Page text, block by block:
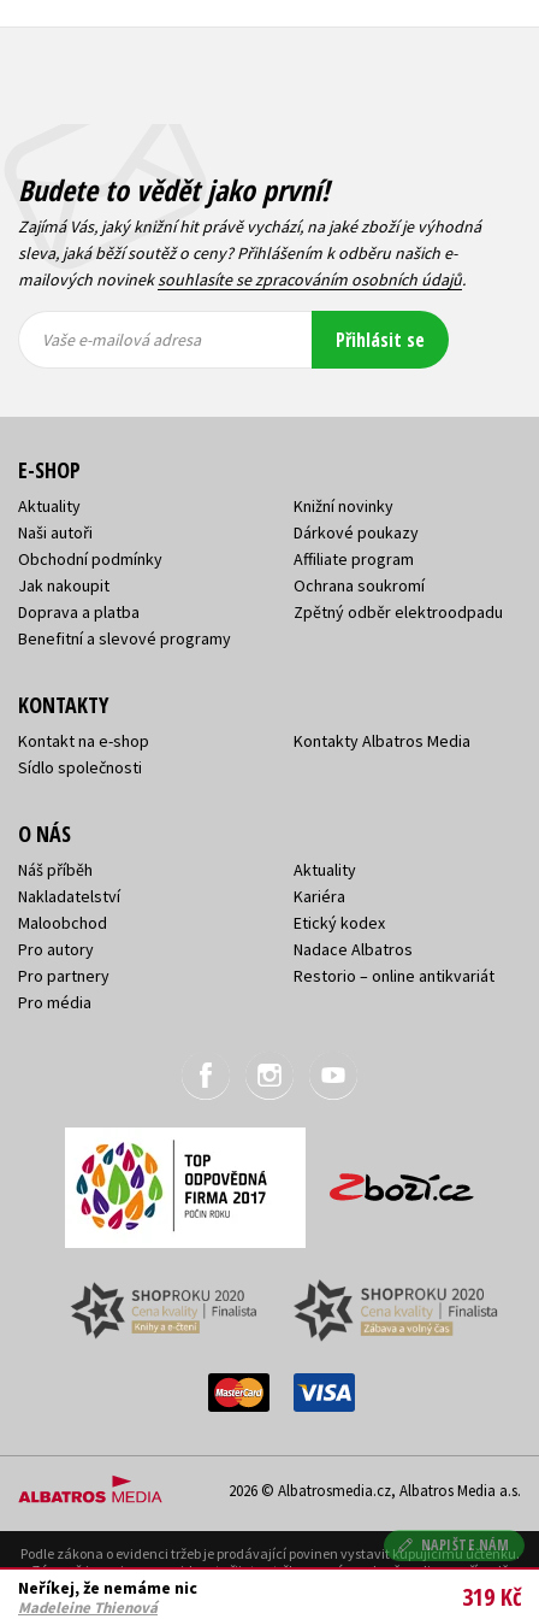
Neříkej, že nemáme nic
Madeleine Thienová 319 Kč
NAPIŠTE NÁM
Budete to vědět jako první!
Zajímá Vás, jaký knižní hit právě vychází, na jaké zboží je výhodná
sleva, jaká běží soutěž o ceny? Přihlášením k odběru našich e-
mailových novineksouhlasíte se zpracováním osobních údajů.
mailová
mailová
Vaše e-mailová adresa Přihlásit se
E-SHOP
Aktuality
Naši autoři
Obchodní podmínky
Jak nakoupit
Doprava a platba
Benefitní a slevové programy
Knižní novinky
Dárkové poukazy
Affiliate program
Ochrana soukromí
Zpětný odběr elektroodpadu
KONTAKTY
Kontakt na e-shop
Sídlo společnosti
Kontakty Albatros Media
O NÁS
Náš příběh
Nakladatelství
Maloobchod
Pro autory
Pro partnery
Pro média
Aktuality
Kariéra
Etický kodex
Nadace Albatros
Restorio – online antikvariát
2026 © Albatrosmedia.cz, Albatros Media a.s.
Podle zákona o evidenci tržeb je prodávající povinen vystavit kupujícímu účtenku.
Zároveň je povinen zaevidovat přijatou tržbu u správce daně on-line; v případě
technického výpadku pak nejpozději do 48 hodin. Uvedené se týká pouze případů